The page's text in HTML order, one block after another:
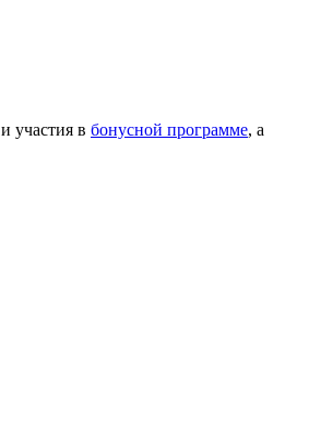
и участия в бонусной программе, а